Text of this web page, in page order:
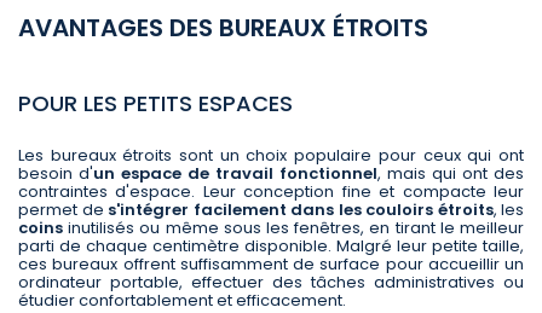
AVANTAGES DES BUREAUX ÉTROITS
POUR LES PETITS ESPACES
Les bureaux étroits sont un choix populaire pour ceux qui ont
besoin d'un espace de travail fonctionnel, mais qui ont des
contraintes d'espace. Leur conception fine et compacte leur
permet de s'intégrer facilement dans les couloirs étroits, les
coins inutilisés ou même sous les fenêtres, en tirant le meilleur
parti de chaque centimètre disponible. Malgré leur petite taille,
ces bureaux offrent suffisamment de surface pour accueillir un
ordinateur portable, effectuer des tâches administratives ou
étudier confortablement et efficacement.